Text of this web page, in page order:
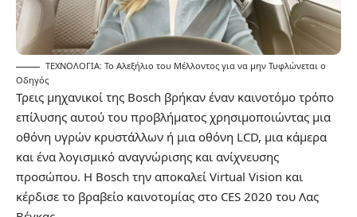
ΤΕΧΝΟΛΟΓΙΑ: Το Αλεξήλιο του Μέλλοντος για να μην Τυφλώνεται ο
Οδηγός
Τρεις μηχανικοί της Bosch βρήκαν έναν καινοτόμο τρόπο
επίλυσης αυτού του προβλήματος χρησιμοποιώντας μια
οθόνη υγρών κρυστάλλων ή μια οθόνη LCD, μια κάμερα
και ένα λογισμικό αναγνώρισης και ανίχνευσης
προσώπου. Η Bosch την αποκαλεί Virtual Vision και
κέρδισε το βραβείο καινοτομίας στο CES 2020 του Λας